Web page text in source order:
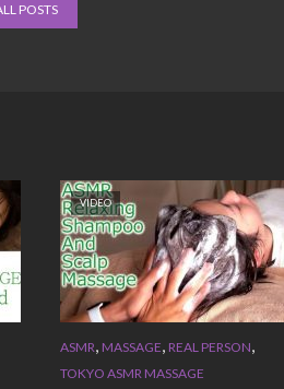
POSTS
VIDEO
ASMR, MASSAGE, REAL PERSON,
TOKYO ASMR MASSAGE